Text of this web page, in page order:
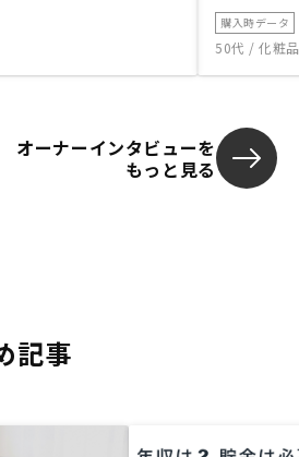
購入時データ
50代 / 化粧
オーナーインタビューを
もっと見る
記事